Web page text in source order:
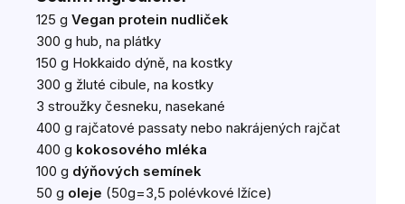
125 g Vegan protein nudliček
300 g hub, na plátky
150 g Hokkaido dýně, na kostky
300 g žluté cibule, na kostky
3 stroužky česneku, nasekané
400 g rajčatové passaty nebo nakrájených rajčat
400 g kokosového mléka
100 g dýňových semínek
50 g oleje (50g=3,5 polévkové lžíce)